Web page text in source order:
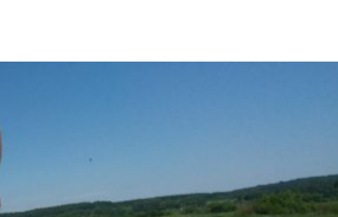
паролі